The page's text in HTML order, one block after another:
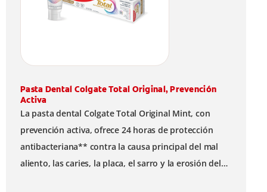
Pasta Dental Colgate Total Original, Prevención
Activa
La pasta dental Colgate Total Original Mint, con
prevención activa, ofrece 24 horas de protección
antibacteriana** contra la causa principal del mal
aliento, las caries, la placa, el sarro y la erosión del